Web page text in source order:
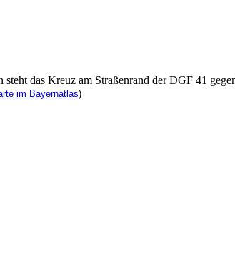
das Kreuz am Straßenrand der DGF 41
im Bayernatlas)